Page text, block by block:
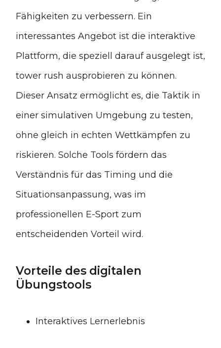
Fähigkeiten zu verbessern. Ein
interessantes Angebot ist die interaktive
Plattform, die speziell darauf ausgelegt ist,
tower rush ausprobieren zu können.
Dieser Ansatz ermöglicht es, die Taktik in
einer simulativen Umgebung zu testen,
ohne gleich in echten Wettkämpfen zu
riskieren. Solche Tools fördern das
Verständnis für das Timing und die
Situationsanpassung, was im
professionellen E-Sport zum
entscheidenden Vorteil wird.
Vorteile des digitalen
Übungstools
Interaktives Lernerlebnis